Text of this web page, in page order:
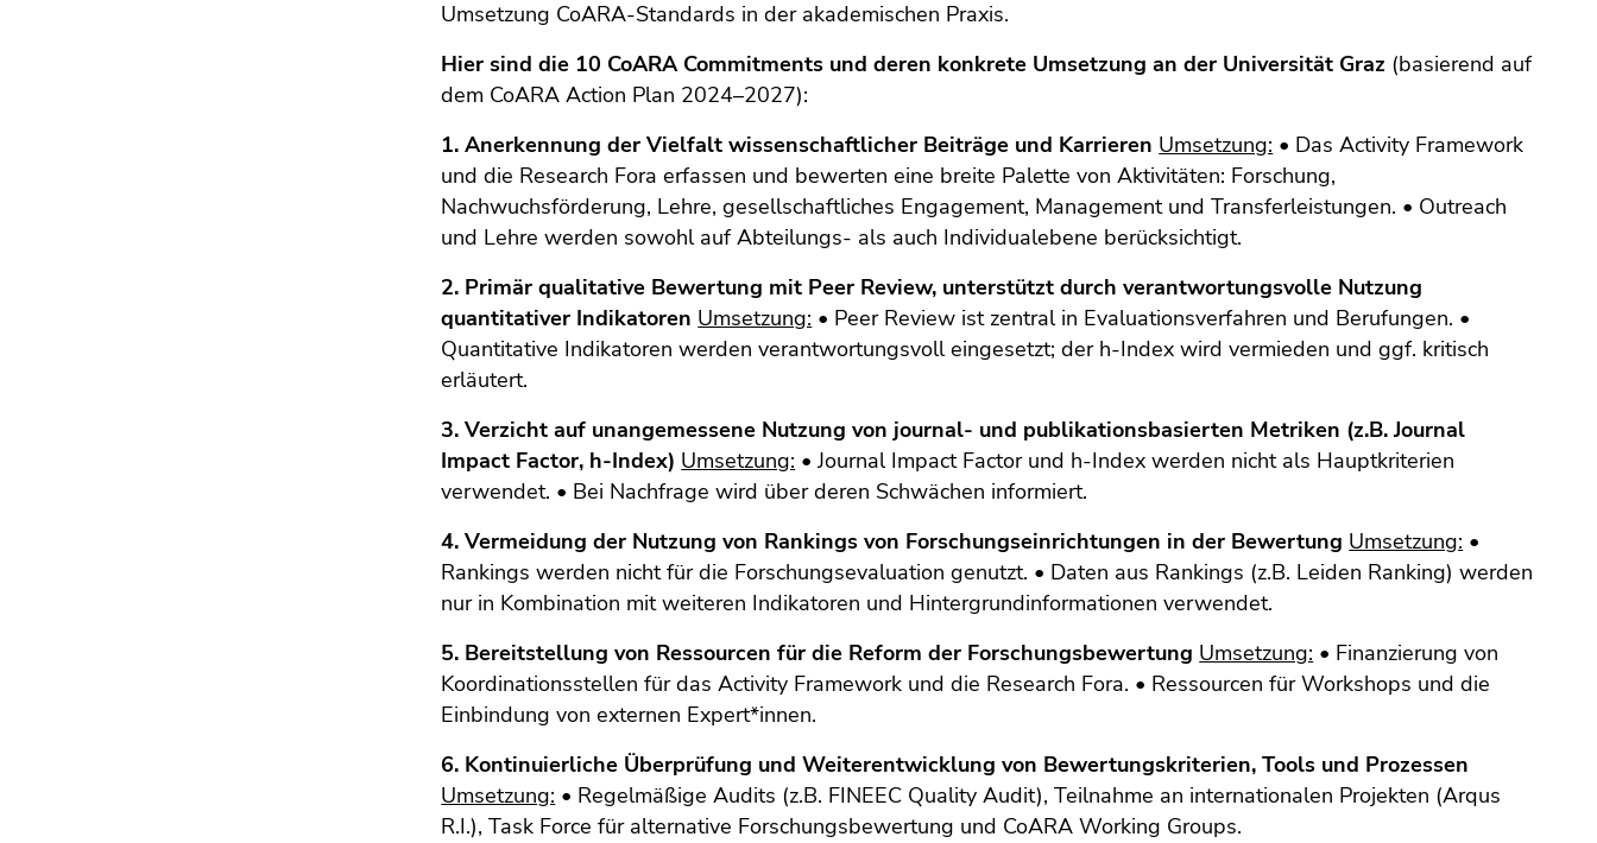
Umsetzung CoARA-Standards in der akademischen Praxis.
Hier sind die 10 CoARA Commitments und deren konkrete Umsetzung an der Universität Graz (basierend auf
dem CoARA Action Plan 2024–2027):
1. Anerkennung der Vielfalt wissenschaftlicher Beiträge und Karrieren Umsetzung: • Das Activity Framework
und die Research Fora erfassen und bewerten eine breite Palette von Aktivitäten: Forschung,
Nachwuchsförderung, Lehre, gesellschaftliches Engagement, Management und Transferleistungen. • Outreach
und Lehre werden sowohl auf Abteilungs- als auch Individualebene berücksichtigt.
2. Primär qualitative Bewertung mit Peer Review, unterstützt durch verantwortungsvolle Nutzung
quantitativer Indikatoren Umsetzung: • Peer Review ist zentral in Evaluationsverfahren und Berufungen. •
Quantitative Indikatoren werden verantwortungsvoll eingesetzt; der h-Index wird vermieden und ggf. kritisch
erläutert.
3. Verzicht auf unangemessene Nutzung von journal- und publikationsbasierten Metriken (z.B. Journal
Impact Factor, h-Index) Umsetzung: • Journal Impact Factor und h-Index werden nicht als Hauptkriterien
verwendet. • Bei Nachfrage wird über deren Schwächen informiert.
4. Vermeidung der Nutzung von Rankings von Forschungseinrichtungen in der Bewertung Umsetzung: •
Rankings werden nicht für die Forschungsevaluation genutzt. • Daten aus Rankings (z.B. Leiden Ranking) werden
nur in Kombination mit weiteren Indikatoren und Hintergrundinformationen verwendet.
5. Bereitstellung von Ressourcen für die Reform der Forschungsbewertung Umsetzung: • Finanzierung von
Koordinationsstellen für das Activity Framework und die Research Fora. • Ressourcen für Workshops und die
Einbindung von externen Expert*innen.
6. Kontinuierliche Überprüfung und Weiterentwicklung von Bewertungskriterien, Tools und Prozessen
Umsetzung: • Regelmäßige Audits (z.B. FINEEC Quality Audit), Teilnahme an internationalen Projekten (Arqus
R.I.), Task Force für alternative Forschungsbewertung und CoARA Working Groups.